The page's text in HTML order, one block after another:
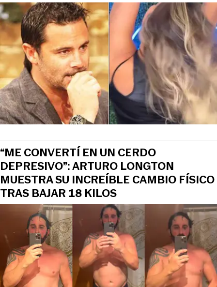
“ME CONVERTÍ EN UN CERDO
DEPRESIVO”: ARTURO LONGTON
MUESTRA SU INCREÍBLE CAMBIO FÍSICO
TRAS BAJAR 18 KILOS